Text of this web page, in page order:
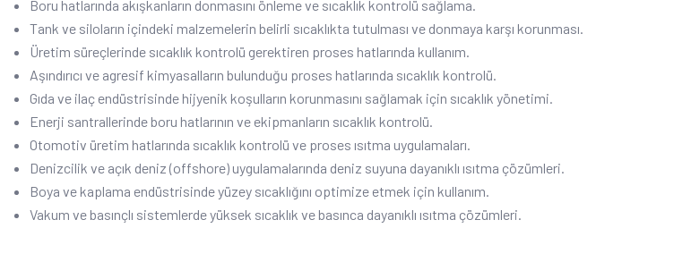
Boru hatlarında akışkanların donmasını önleme ve sıcaklık kontrolü sağlama.
Tank ve siloların içindeki malzemelerin belirli sıcaklıkta tutulması ve donmaya karşı korunması.
Üretim süreçlerinde sıcaklık kontrolü gerektiren proses hatlarında kullanım.
Aşındırıcı ve agresif kimyasalların bulunduğu proses hatlarında sıcaklık kontrolü.
Gıda ve ilaç endüstrisinde hijyenik koşulların korunmasını sağlamak için sıcaklık yönetimi.
Enerji santrallerinde boru hatlarının ve ekipmanların sıcaklık kontrolü.
Otomotiv üretim hatlarında sıcaklık kontrolü ve proses ısıtma uygulamaları.
Denizcilik ve açık deniz (offshore) uygulamalarında deniz suyuna dayanıklı ısıtma çözümleri.
Boya ve kaplama endüstrisinde yüzey sıcaklığını optimize etmek için kullanım.
Vakum ve basınçlı sistemlerde yüksek sıcaklık ve basınca dayanıklı ısıtma çözümleri.